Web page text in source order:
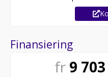
Finansiering
fr 9 703